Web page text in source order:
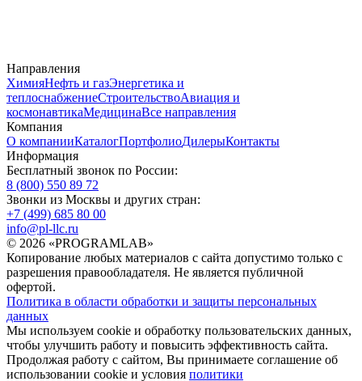
Направления
ХимияНефть и газЭнергетика и
теплоснабжениеСтроительствоАвиация и
космонавтикаМедицинаВсе направления
Компания
О компанииКаталогПортфолиоДилерыКонтакты
Информация
Бесплатный звонок по России:
8 (800) 550 89 72
Звонки из Москвы и других стран:
+7 (499) 685 80 00
info@pl-llc.ru
© 2026 «PROGRAMLAB»
Копирование любых материалов с сайта допустимо только с
разрешения правообладателя. Не является публичной
офертой.
Политика в области обработки и защиты персональных
данных
Мы используем cookie и обработку пользовательских данных,
чтобы улучшить работу и повысить эффективность сайта.
Продолжая работу с сайтом, Вы принимаете соглашение об
использовании cookie и условия политики